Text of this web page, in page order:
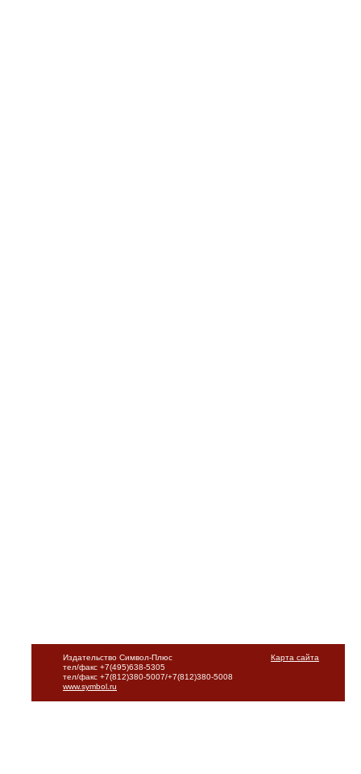
Карта сайта
Издательство Символ-Плюс
тел/факс +7(495)638-5305
тел/факс +7(812)380-5007/+7(812)380-5008
www.symbol.ru